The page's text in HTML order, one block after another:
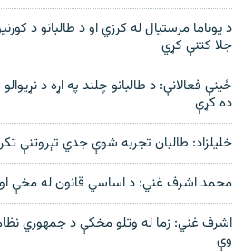
د يوناما مرستيال له کرزي او د طالبانو د
جلا کتنې کړي
ځینې فعالانې: د طالبانو چلند په اړه د نړیوالو
ده کړې
خلیلزاد: طالبان تجربه شوې جدي تېروتنې
محمد اشرف غني: د اساسي قانون له
اشرف غني: زما له وتلو مخکې د جمهوري
وې